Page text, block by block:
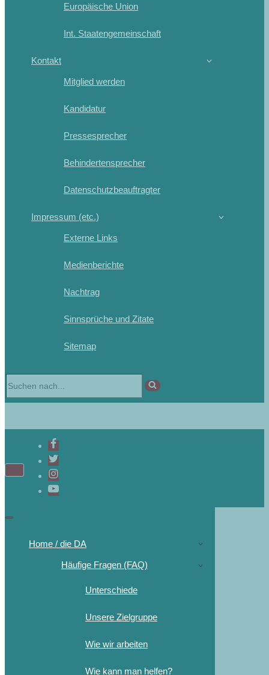
Europäische Union
Int. Staatengemeinschaft
Kontakt
Mitglied werden
Kandidatur
Pressesprecher
Behindertensprecher
Datenschutzbeauftragter
Impressum (etc.)
Externe Links
Medienberichte
Nachtrag
Sinnsprüche und Zitate
Sitemap
Navigations-
Navigations-
Home / die DA
Häufige Fragen (FAQ)
Unterschiede
Unsere Zielgruppe
Wie wir arbeiten
Wie kann man helfen?